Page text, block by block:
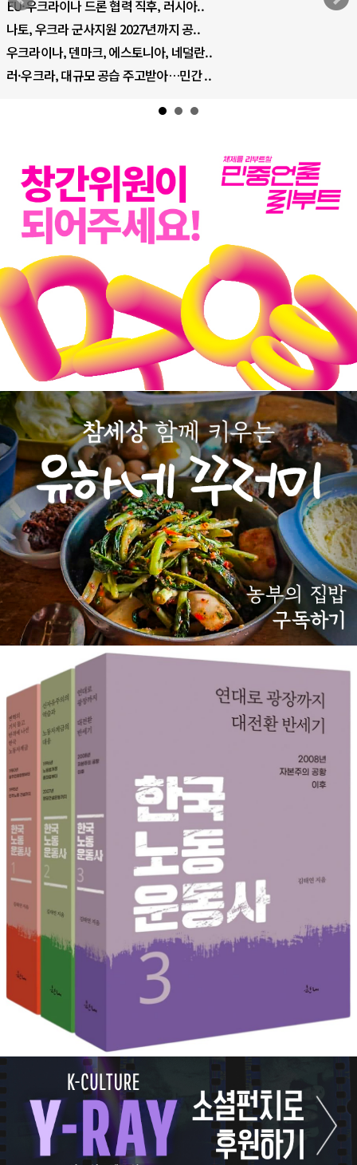
호르무즈 해협 통행료를 철회한 트럼프
이란, 호르무즈 해협 봉쇄 선택한 배경
트럼프, 이란 압박수단 한계 직면
하마스, 가자 통치권 이양으로 휴전 의지..